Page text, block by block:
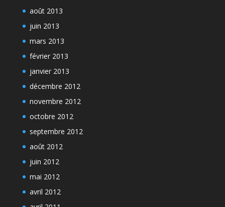
août 2013
juin 2013
mars 2013
février 2013
janvier 2013
décembre 2012
novembre 2012
octobre 2012
septembre 2012
août 2012
juin 2012
mai 2012
avril 2012